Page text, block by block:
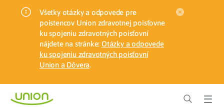
Všetky otázky a odpovede pre
poistencov Union zdravotnej poisťovne
ku spojeniu zdravotných poisťovní
nájdete na stránke: Otázky a odpovede
ku spojeniu zdravotných poisťovní
Union a Dôvera.